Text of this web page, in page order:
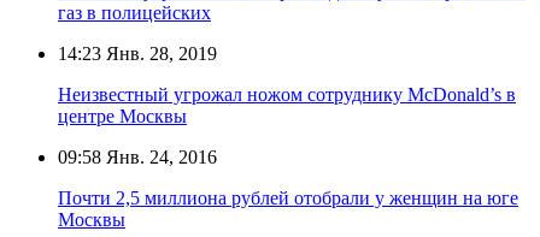
газ в полицейских
14:23 Янв. 28, 2019
Неизвестный угрожал ножом сотруднику McDonald’s в
центре Москвы
09:58 Янв. 24, 2016
Почти 2,5 миллиона рублей отобрали у женщин на юге
Москвы